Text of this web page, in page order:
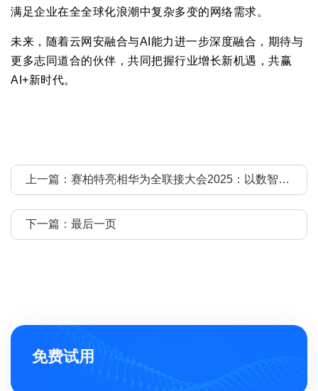
满足企业在全全球化浪潮中复杂多变的网络需求。
未来，随着云网安融合与AI能力进一步深度融合，期待与
更多志同道合的伙伴，共同把握行业增长新机遇，共赢
AI+新时代。
上一篇：赛柏特亮相华为全联接大会2025：以数智化轻量化实践,赋能零售行业新未来
下一篇：最后一页
免费试用